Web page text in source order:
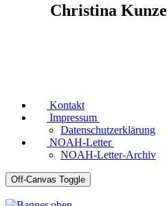
Christina Kunze
Kontakt
Impressum
Datenschutzerklärung
NOAH-Letter
NOAH-Letter-Archiv
Off-Canvas Toggle